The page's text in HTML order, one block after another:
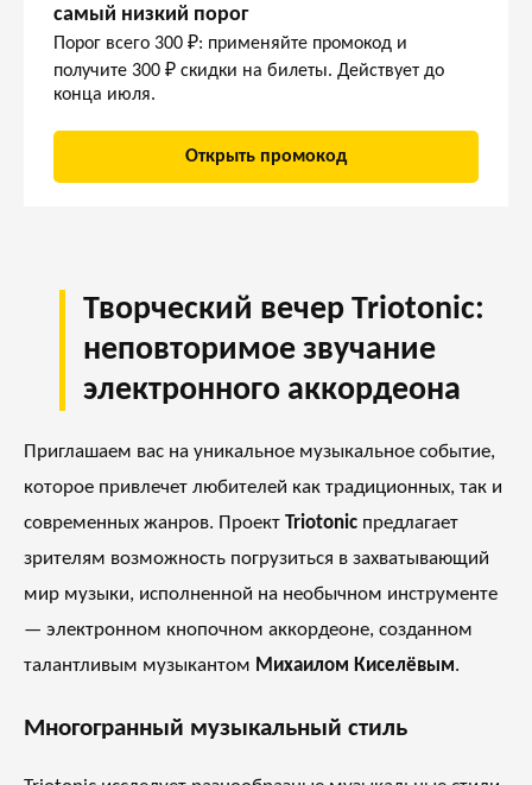
самый низкий порог
Порог всего 300 ₽: применяйте промокод и
получите 300 ₽ скидки на билеты. Действует до
конца июля.
Открыть промокод
Творческий вечер Triotonic:
неповторимое звучание
электронного аккордеона
Приглашаем вас на уникальное музыкальное событие,
которое привлечет любителей как традиционных, так и
современных жанров. Проект Triotonic предлагает
зрителям возможность погрузиться в захватывающий
мир музыки, исполненной на необычном инструменте
— электронном кнопочном аккордеоне, созданном
талантливым музыкантом Михаилом Киселёвым.
Многогранный музыкальный стиль